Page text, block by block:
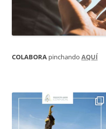
COLABORA pinchando AQUÍ